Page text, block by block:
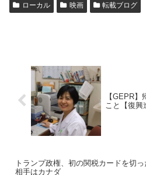
ローカル 映画 転載ブログ
【GEPR
こと【復興
トランプ政権、初の関税カードを切っ
相手はカナダ